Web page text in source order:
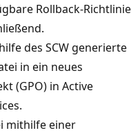
Rollback-Richtlinie
des SCW generierte
in ein neues
(GPO) in Active
mithilfe einer